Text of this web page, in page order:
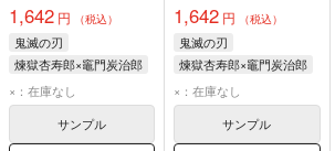
1,642 円 （税込）
鬼滅の刃
煉獄杏寿郎×竈門炭治郎
竈門炭治郎
煉獄杏寿郎
×：在庫なし
サンプル
1,642 円 （税込）
鬼滅の刃
煉獄杏寿郎×竈門炭治郎
竈門炭治郎
煉獄杏寿郎
×：在庫なし
サンプル